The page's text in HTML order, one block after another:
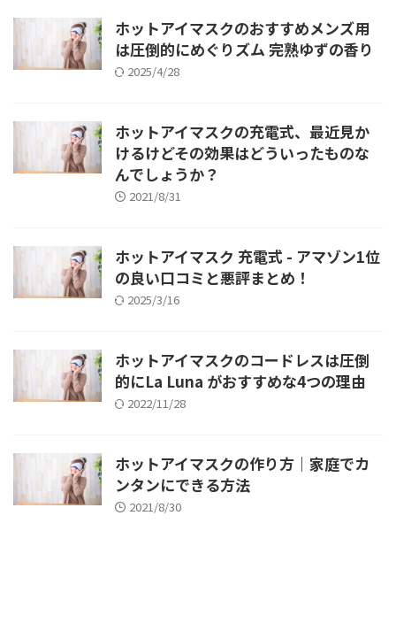
ホットアイマスクのおすすめメンズ用
は圧倒的にめぐりズム 完熟ゆずの香り
2025/4/28
ホットアイマスクの充電式、最近見か
けるけどその効果はどういったものな
んでしょうか？
2021/8/31
ホットアイマスク 充電式 - アマゾン1位
の良い口コミと悪評まとめ！
2025/3/16
ホットアイマスクのコードレスは圧倒
的にLa Luna がおすすめな4つの理由
2022/11/28
ホットアイマスクの作り方｜家庭でカ
ンタンにできる方法
2021/8/30